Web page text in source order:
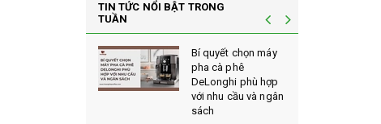
TIN TỨC NỔI BẬT TRONG
TUẦN
Bí quyết chọn máy
pha cà phê
DeLonghi phù hợp
với nhu cầu và ngân
sách